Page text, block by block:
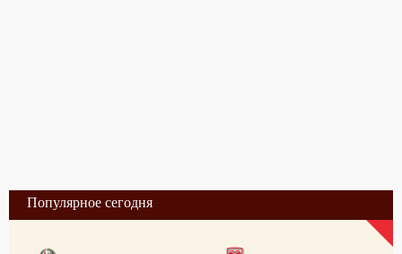
Популярное сегодня